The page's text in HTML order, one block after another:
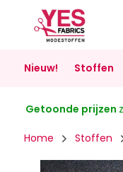
Nieuw! Stoffen
Getoonde prijzen
Home Stoffen